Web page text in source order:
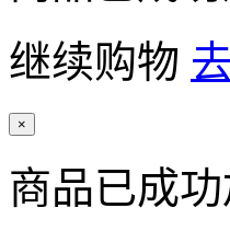
继续购物
×
商品已成